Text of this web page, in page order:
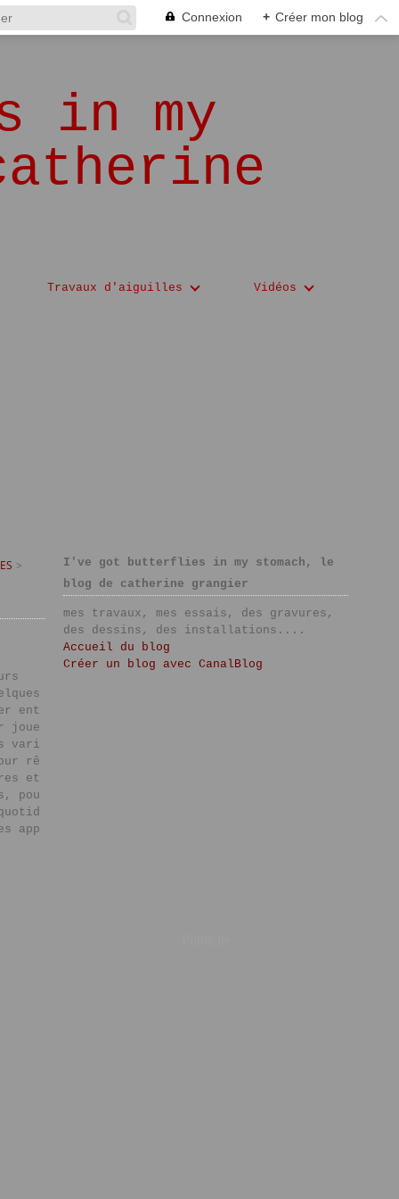
Connexion + Créer mon blog
in my
Travaux d'aiguilles Vidéos
>
ent
joue
vari
rê
et
pou
app
I've got butterflies in my stomach, le
blog de catherine grangier
mes travaux, mes essais, des gravures,
des dessins, des installations....
Accueil du blog
Créer un blog avec CanalBlog